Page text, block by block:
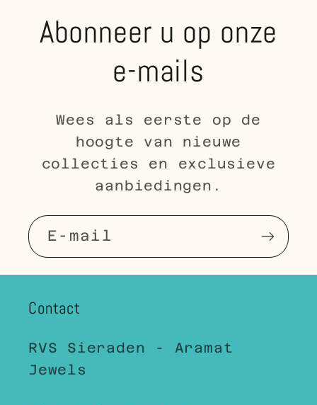
Abonneer u op onze
e-mails
Wees als eerste op de
hoogte van nieuwe
collecties en exclusieve
aanbiedingen.
E‑mail
Contact
RVS Sieraden - Aramat
Jewels